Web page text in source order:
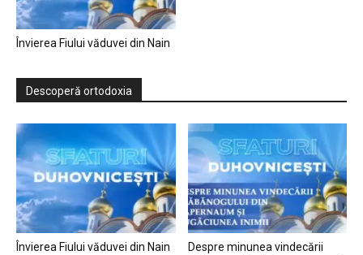
Învierea Fiului văduvei din Nain
Descoperă ortodoxia
Învierea Fiului văduvei din Nain
Despre minunea vindecării